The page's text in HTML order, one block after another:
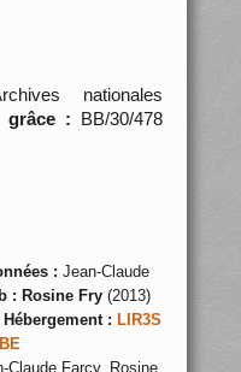
nationales
grâce : BB/30/478
: Jean-Claude
: Rosine Fry(2013)
Hébergement : LIR3S
Claude Farcy, Rosine